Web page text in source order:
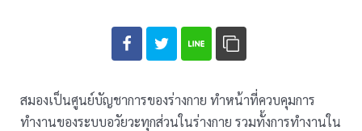
สมองเป็นศูนย์บัญชาการของร่างกาย ทำหน้าที่ควบคุมการ
ทำงานของระบบอวัยวะทุกส่วนในร่างกาย รวมทั้งการทำงานใน